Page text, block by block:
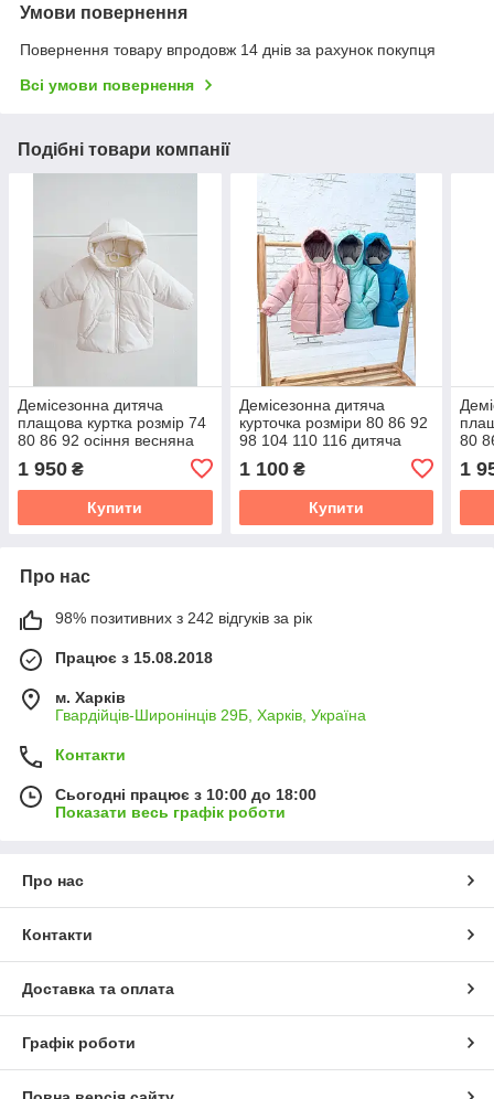
Умови повернення
Повернення товару впродовж 14 днів за рахунок покупця
Всі умови повернення
Подібні товари компанії
Демісезонна дитяча
плащова куртка розмір 74
80 86 92 осіння весняна
1 950 ₴
Купити
Демісезонна дитяча
курточка розміри 80 86 92
98 104 110 116 дитяча
осіння весняна курточка з
капюшоном
1 100₴
Купити
80
1
Про нас
98% позитивних з 242 відгуків за рік
Працює з 15.08.2018
м. Харків
Гвардійців-Широнінців 29Б, Харків, Україна
Контакти
Сьогодні працює з 10:00 до 18:00
Показати весь графік роботи
Про нас
Контакти
Доставка та оплата
Графік роботи